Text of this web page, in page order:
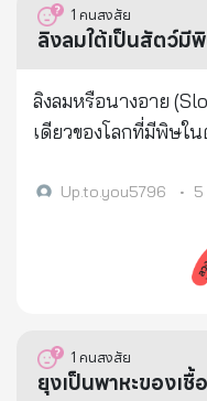
เตรียมน้ำไว้ใกล้มือพร้
แค่ทำให้เยื่อเมือกลำค
หรือรถโดยสารมวลชน ▪︎ ถ้าจำเป็นก็ให้ใส่หน้ากาก
อนามัย ⊙ อาหารทอด
แจ้งถึงจุดเด่นของไข้ห
เริ่มไอ และเป็นต่อเนื่
ผู้ใหญ่มีอาการหลอด
ความร่วมมือหลีกเลี่ยง
เวลา 3 เดือน ดังนี้ จีน ฮ่องกง ไต้หวัน ญี่ปุ่น เกาหลี และ
1 คนสงสัย
ลิงลมใต้เป็นสัตว์มี
ลิงลมหรือนางอาย
เดียวของโลกที่มีพิษใน
Up.to.you5796 •
1 คนสงสัย
ยุงเป็นพาหะของเ